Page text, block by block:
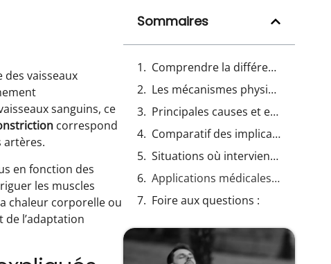
vaisseaux
sanguins, ce
correspond
artères.
en fonction des
les muscles
chaleur corporelle ou
l’adaptation
Sommaires
Comprendre la différence entre vasodilation et vasoconstriction dans la circulation sanguine
Les mécanismes physiologiques de la vasodilation expliqués simplement
Principales causes et effets de la vasoconstriction sur l’organisme
Comparatif des implications de la vasodilation vs vasoconstriction sur la santé cardiovasculaire
Situations où interviennent vasodilation et vasoconstriction
Applications médicales et physiologiques de la vasodilation et de la vasoconstriction
Foire aux questions :